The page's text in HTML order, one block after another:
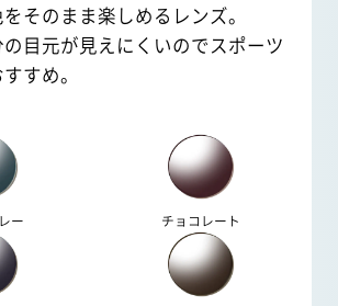
そのまま楽しめるレンズ。
目元が見えにくいのでスポーツ
すめ。
ー チョコレート